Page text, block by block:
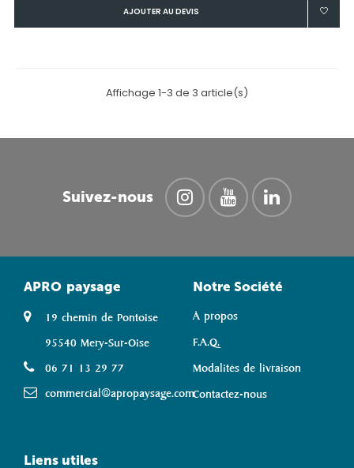
AJOUTER AU DEVIS
Affichage 1-3 de 3 article(s)
Suivez-nous
APRO paysage
19 chemin de Pontoise
95540 Mery-Sur-Oise
06 71 13 29 77
commercial@apropaysage.com
Notre Société
À propos
F.A.Q.
Modalités de livraison
Contactez-nous
Liens utiles